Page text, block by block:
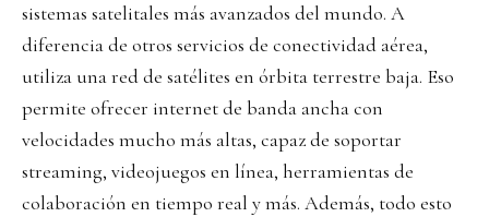
sistemas satelitales más avanzados del mundo. A
diferencia de otros servicios de conectividad aérea,
utiliza una red de satélites en órbita terrestre baja. Eso
permite ofrecer internet de banda ancha con
velocidades mucho más altas, capaz de soportar
streaming, videojuegos en línea, herramientas de
colaboración en tiempo real y más. Además, todo esto